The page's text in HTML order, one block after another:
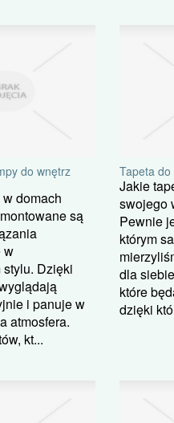
do wnętrz
domach
są
w
Dzięki
i panuje w
atmosfera.
kt...
Tapeta
Jakie
swojego
Pewnie
którym
dla
które
dzięki